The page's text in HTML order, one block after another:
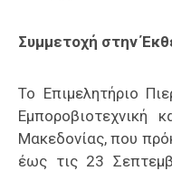
Συμμετοχή στην
Το Επιμελητήριο
Εμποροβιοτεχνική
Μακεδονίας, που
έως τις 23